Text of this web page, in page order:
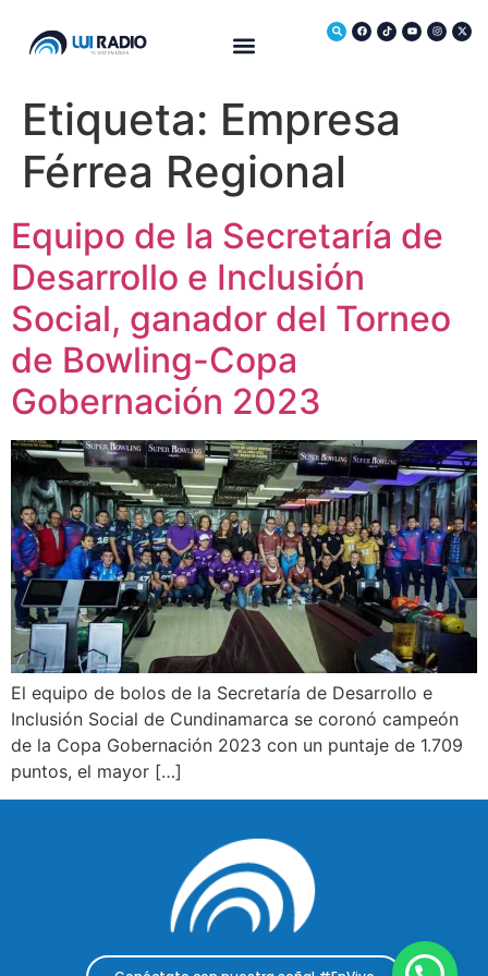
Etiqueta: Empresa
Férrea Regional
Equipo de la Secretaría de
Desarrollo e Inclusión
Social, ganador del Torneo
de Bowling-Copa
Gobernación 2023
El equipo de bolos de la Secretaría de Desarrollo e
Inclusión Social de Cundinamarca se coronó campeón
de la Copa Gobernación 2023 con un puntaje de 1.709
puntos, el mayor […]